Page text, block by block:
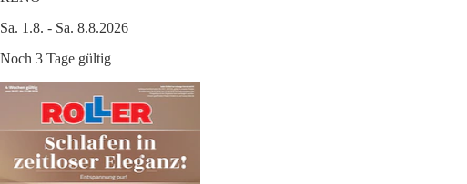
Sa. 1.8. - Sa. 8.8.2026
Noch 3 Tage gültig